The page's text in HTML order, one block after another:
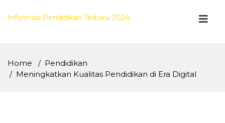
Informasi Pendidikan Terbaru 2024
Home
Pendidikan
Meningkatkan Kualitas Pendidikan di Era Digital